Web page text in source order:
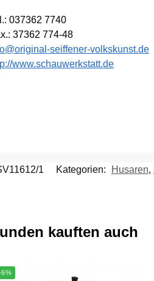
037362 7740
37362 774-48
seiffener-volkskunst.de
www.schauwerkstatt.de
1 Kategorien: Husaren,
kauften auch
6%